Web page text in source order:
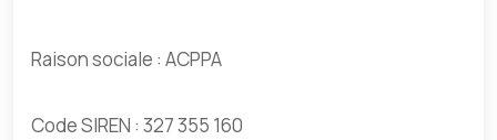
Raison sociale : ACPPA
Code SIREN : 327 355 160